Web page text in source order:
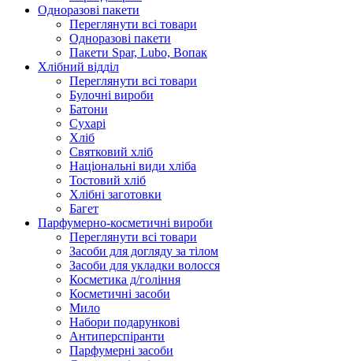
Одноразові пакети
Переглянути всі товари
Одноразові пакети
Пакети Spar, Lubo, Вопак
Хлібний відділ
Переглянути всі товари
Булочні вироби
Батони
Сухарі
Хліб
Святковий хліб
Національні види хліба
Тостовий хліб
Хлібні заготовки
Багет
Парфумерно-косметичні вироби
Переглянути всі товари
Засоби для догляду за тілом
Засоби для укладки волосся
Косметика д/гоління
Косметичні засоби
Мило
Набори подарункові
Антиперспіранти
Парфумерні засоби